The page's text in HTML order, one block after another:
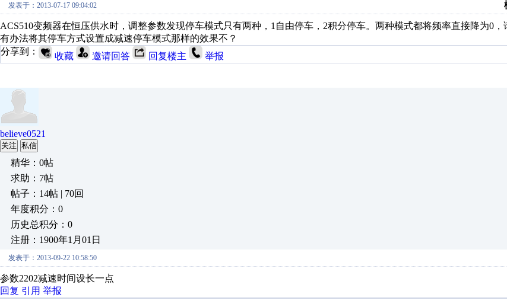
发表于：2013-07-17 09:04:02
ACS510变频器在恒压供水时，调整参数发现停车模式只有两种，1自由停车，2积分停车。两种模式都将频率直接降为0，
有办法将其停车方式设置成减速停车模式那样的效果不？
分享到：
收藏 邀请回答 回复楼主 举报
believe0521
关注 私信
精华：0帖
求助：7帖
帖子：14帖 | 70回
年度积分：0
历史总积分：0
注册：1900年1月01日
发表于：2013-09-22 10:58:50
参数2202减速时间设长一点
回复 引用 举报